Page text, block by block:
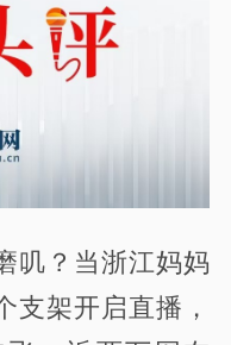
叽？当浙江妈妈
支架开启直播，